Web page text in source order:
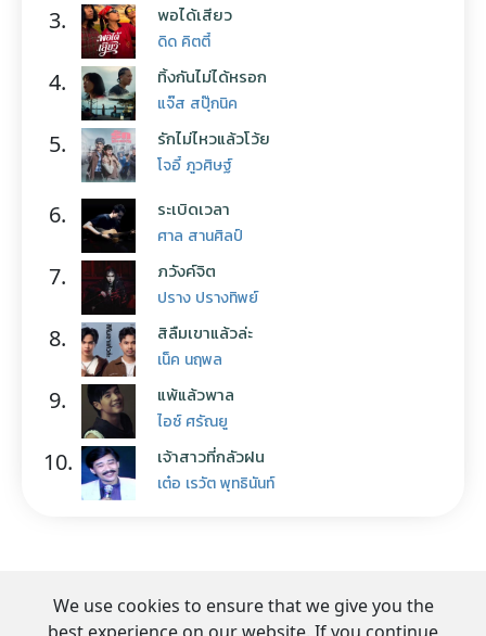
3. พอได้เสียว
ดิด คิตตี้
4. ทิ้งกันไม่ได้หรอก
แจ๊ส สปุ๊กนิค
5. รักไม่ไหวแล้วโว้ย
โจอี้ ภูวศิษฐ์
6. ระเบิดเวลา
ศาล สานศิลป์
7. ภวังค์จิต
ปราง ปรางทิพย์
8. สิลืมเขาแล้วล่ะ
เน็ค นฤพล
9. แพ้แล้วพาล
ไอซ์ ศรัณยู
10. เจ้าสาวที่กลัวฝน
เต๋อ เรวัต พุทธินันท์
We use cookies to ensure that we give you the